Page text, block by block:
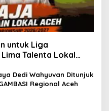
untuk Liga
Talenta Lokal
Dedi Wahyuvan Ditunjuk
Regional Aceh